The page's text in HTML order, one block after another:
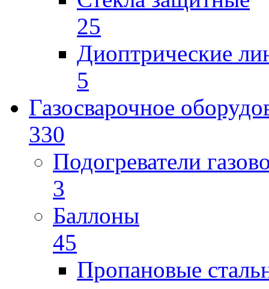
25
Диоптрические
5
Газосварочное
330
Подогреватели
3
Баллоны
45
Пропановые